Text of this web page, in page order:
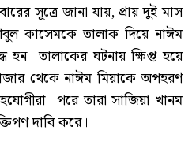
সূত্রে জানা যায়, প্রায় দুই মাস
কাসেমকে তালাক দিয়ে নাঈম
হন। তালাকের ঘটনায় ক্ষিপ্ত হয়ে
থেকে নাঈম মিয়াকে অপহরণ
পরে তারা সাজিয়া খানম
দাবি করে।